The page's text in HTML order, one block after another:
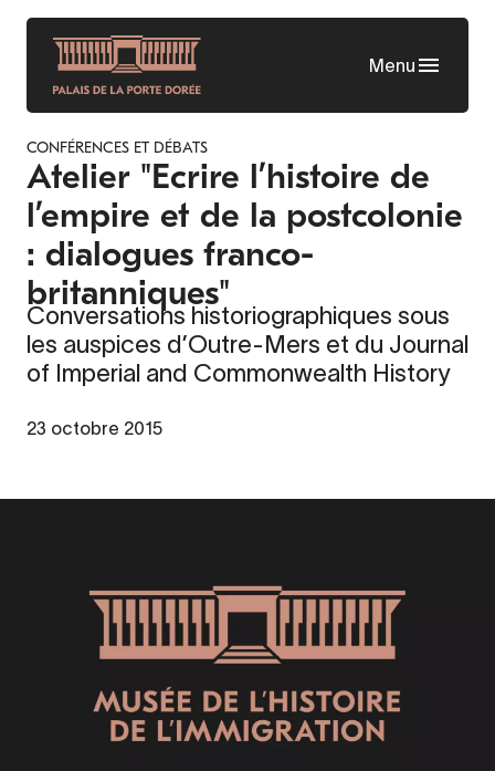
Skip
content
Menu
CONFÉRENCES ET DÉBATS
Atelier "Ecrire l’histoire de
l’empire et de la postcolonie
: dialogues franco-
britanniques"
Conversations historiographiques sous
les auspices d’Outre-Mers et du Journal
of Imperial and Commonwealth History
23 octobre 2015